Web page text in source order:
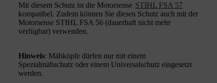
Mit diesem Schutz ist die Motorsense STIHL FSA 57
kompatibel. Zudem können Sie diesen Schutz auch mit der
Motorsense STIHL FSA 56 (dauerhaft nicht mehr
verfügbar) verwenden.
Hinweis: Mähköpfe dürfen nur mit einem
Spezialmähschutz oder einem Universalschutz eingesetzt
werden.